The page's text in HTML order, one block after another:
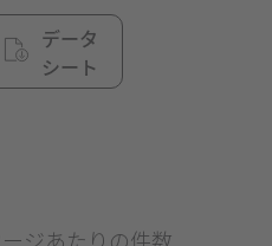
データ
シート